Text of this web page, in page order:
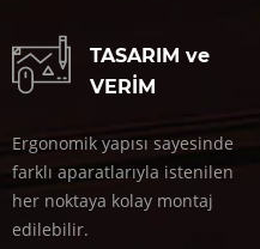
TASARIM ve
VERİM
Ergonomik yapısı sayesinde
farklı aparatlarıyla istenilen
her noktaya kolay montaj
edilebilir.